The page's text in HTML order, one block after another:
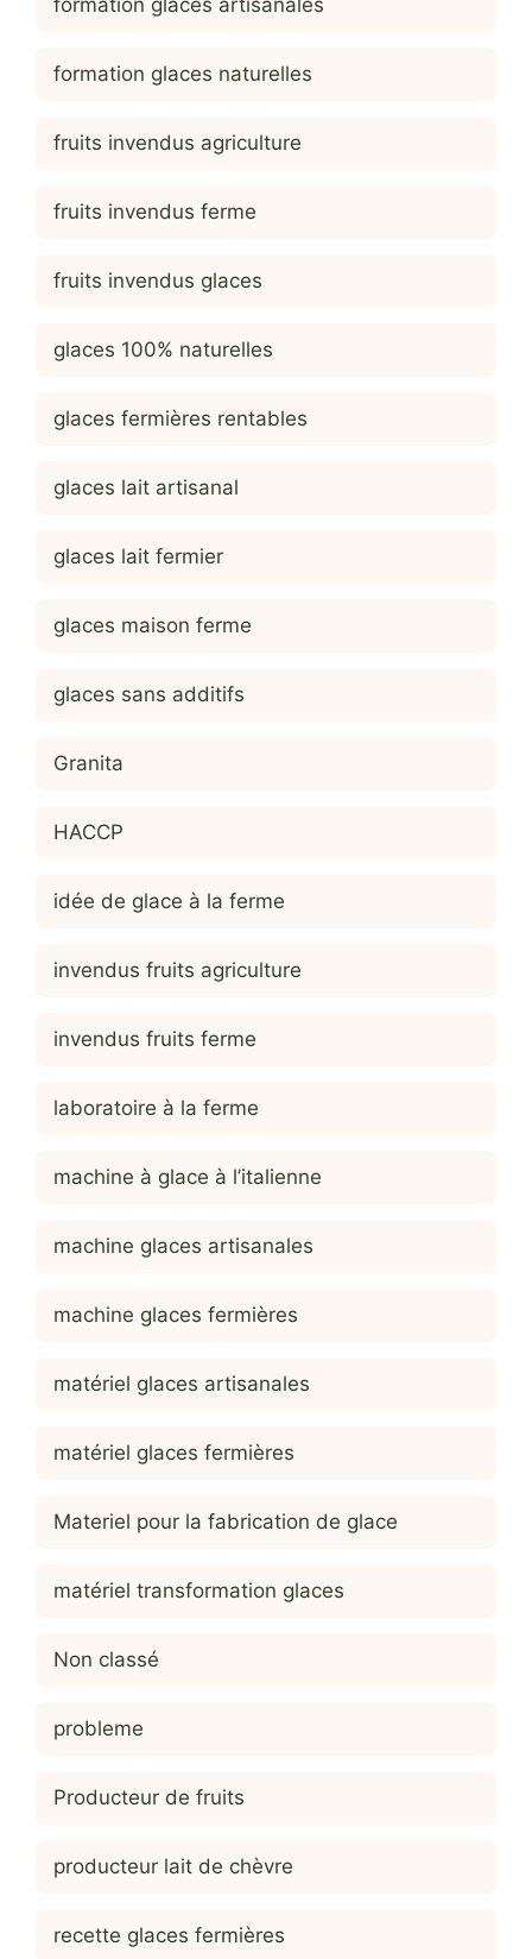
formation glaces artisanales
formation glaces naturelles
fruits invendus agriculture
fruits invendus ferme
fruits invendus glaces
glaces 100% naturelles
glaces fermières rentables
glaces lait artisanal
glaces lait fermier
glaces maison ferme
glaces sans additifs
Granita
HACCP
idée de glace à la ferme
invendus fruits agriculture
invendus fruits ferme
laboratoire à la ferme
machine à glace à l’italienne
machine glaces artisanales
machine glaces fermières
matériel glaces artisanales
matériel glaces fermières
Materiel pour la fabrication de glace
matériel transformation glaces
Non classé
probleme
Producteur de fruits
producteur lait de chèvre
recette glaces fermières